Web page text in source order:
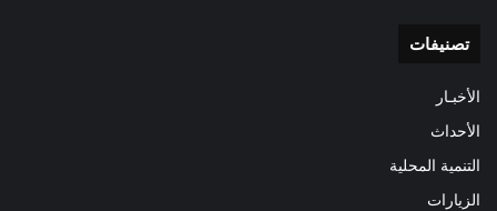
تصنيفات
الأخبـار
الأحداث
التنمية المحلية
الزيارات